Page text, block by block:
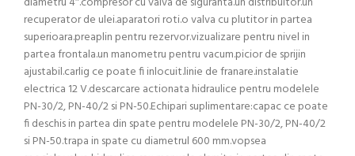
recuperator de ulei.aparatori roti.o valva cu plutitor in partea
superioara.preaplin pentru rezervor.vizualizare pentru nivel in
partea frontala.un manometru pentru vacum.picior de sprijin
ajustabil.carlig ce poate fi inlocuit.linie de franare.instalatie
electrica 12 V.descarcare actionata hidraulice pentru modelele
PN-30/2, PN-40/2 si PN-50.Echipari suplimentare:capac ce poate
fi deschis in partea din spate pentru modelele PN-30/2, PN-40/2
si PN-50.trapa in spate cu diametrul 600 mm.vopsea